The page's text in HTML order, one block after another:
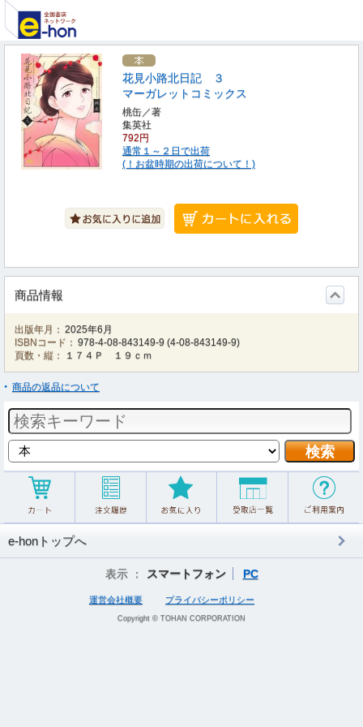
花見小路北日記 ３
マーガレットコミックス
桃缶／著
集英社
792円
通常１～２日で出荷
(！お盆時期の出荷について！)
商品情報
出版年月： 2025年6月
ISBNコード： 978-4-08-843149-9 (4-08-843149-9)
頁数・縦：
１７４Ｐ １９ｃｍ
商品の返品について
e-honトップへ
表示 ： スマートフォン PC
運営会社概要 プライバシーポリシー
Copyright © TOHAN CORPORATION